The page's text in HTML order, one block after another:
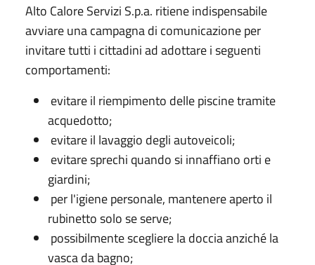
Alto Calore Servizi S.p.a. ritiene indispensabile
avviare una campagna di comunicazione per
invitare tutti i cittadini ad adottare i seguenti
comportamenti:
evitare il riempimento delle piscine tramite
acquedotto;
evitare il lavaggio degli autoveicoli;
evitare sprechi quando si innaffiano orti e
giardini;
per l'igiene personale, mantenere aperto il
rubinetto solo se serve;
possibilmente scegliere la doccia anziché la
vasca da bagno;